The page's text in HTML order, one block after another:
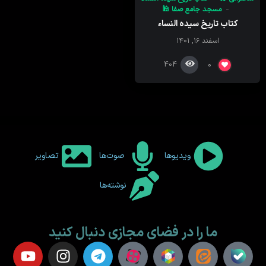
مسجد جامع صفا 🕌
کتاب تاریخ سیده النساء
اسفند ۱۶, ۱۴۰۱
0
404
ویدیوها صوت‌ها تصاویر
نوشته‌ها
ما را در فضای مجازی دنبال کنید